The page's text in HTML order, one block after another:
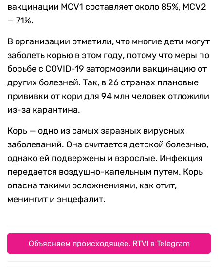
вакцинации MCV1 составляет около 85%, MCV2
— 71%.
В организации отметили, что многие дети могут
заболеть корью в этом году, потому что меры по
борьбе с COVID-19 затормозили вакцинацию от
других болезней. Так, в 26 странах плановые
прививки от кори для 94 млн человек отложили
из-за карантина.
Корь — одно из самых заразных вирусных
заболеваний. Она считается детской болезнью,
однако ей подвержены и взрослые. Инфекция
передается воздушно-капельным путем. Корь
опасна такими осложнениями, как отит,
менингит и энцефалит.
Объясняем происходящее. RTVI в Telegram